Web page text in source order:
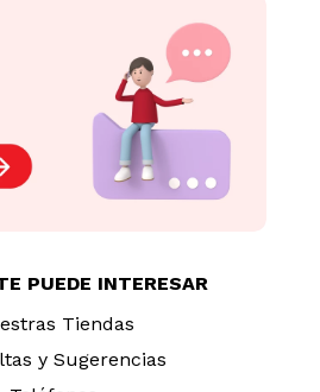
Set Cepillo Peine
Birdies Rosa Suavinex
48.90